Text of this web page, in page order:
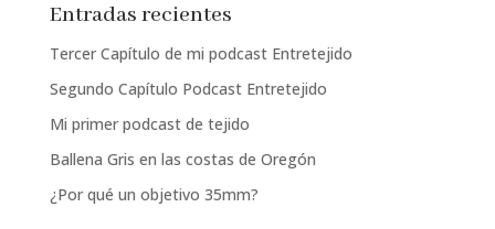
Entradas recientes
Tercer Capítulo de mi podcast Entretejido
Segundo Capítulo Podcast Entretejido
Mi primer podcast de tejido
Ballena Gris en las costas de Oregón
¿Por qué un objetivo 35mm?